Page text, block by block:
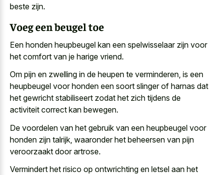
beste zijn.
Voeg een beugel toe
Een honden heupbeugel kan een spelwisselaar zijn voor
het comfort van je harige vriend.
Om pijn en zwelling in de heupen te verminderen, is een
heupbeugel voor honden een soort slinger of harnas dat
het gewricht stabiliseert zodat het zich tijdens de
activiteit correct kan bewegen.
De voordelen van het gebruik van een heupbeugel voor
honden zijn talrijk, waaronder het beheersen van pijn
veroorzaakt door artrose.
Vermindert het risico op ontwrichting en letsel aan het